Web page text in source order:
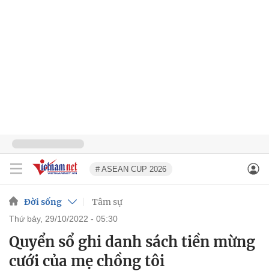
# ASEAN CUP 2026
Đời sống Tâm sự
thứ bảy, 29/10/2022 - 05:30
Quyển sổ ghi danh sách tiền mừng
cưới của mẹ chồng tôi